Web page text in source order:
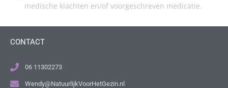
medische klachten en/of voorgeschreven medicatie.
CONTACT
06 11302273
Wendy@NatuurlijkVoorHetGezin.nl